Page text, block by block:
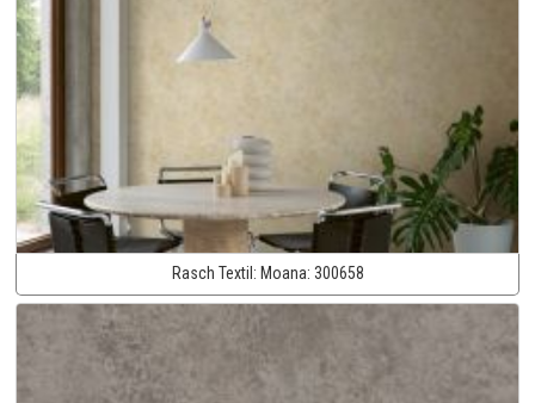
Rasch Textil: Moana: 300658